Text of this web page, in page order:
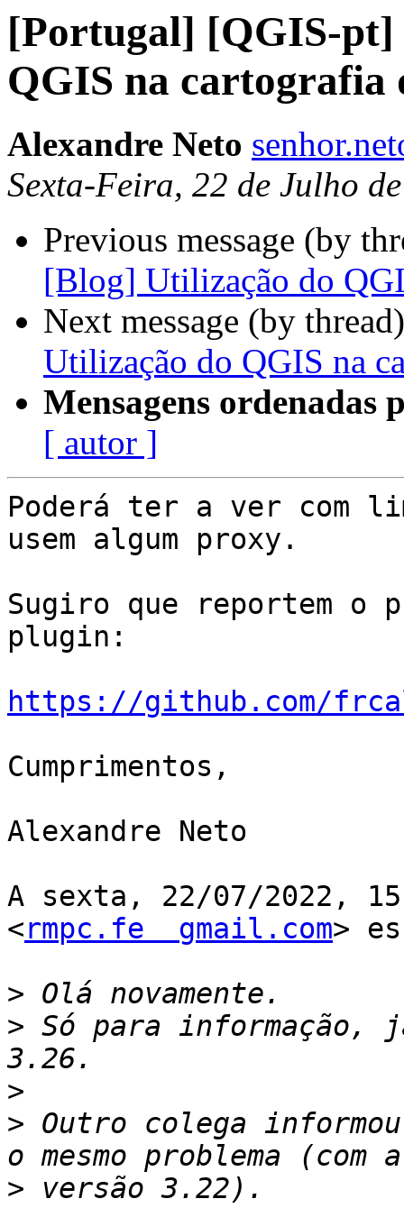
[Portugal] [QGIS-
QGIS na cartografia
Alexandre Neto
Sexta-Feira, 22 de Julho
Previous message (by
[Blog] Utilização do
Next message (by
Utilização do QGIS na
Mensagens ordenadas
[ autor ]
Poderá ter a ver com
usem algum proxy.
Sugiro que reportem o
plugin:
https://github.com/
Cumprimentos,
Alexandre Neto
A sexta, 22/07/2022,
<rmpc.fe  gmail.com>
>
> Só para informação,
>
> Outro colega
>